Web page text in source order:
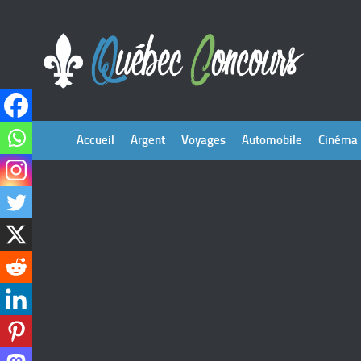
Accueil Argent Voyages Automobile Cinéma